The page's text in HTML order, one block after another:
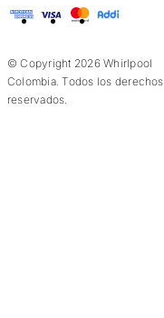
American Express
Visa Mastercard
© Copyright 2026 Whirlpool
Colombia. Todos los derechos
reservados.